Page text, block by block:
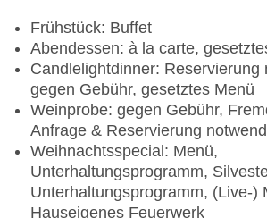
Frühstück: Buffet
Abendessen: à la carte,
Candlelightdinner: Reservierung
gegen Gebühr, gesetztes Menü
Weinprobe: gegen Gebühr,
Anfrage & Reservierung
Weihnachtsspecial: Menü,
Unterhaltungsprogramm,
Unterhaltungsprogramm, (Live-)
Hauseigenes Feuerwerk